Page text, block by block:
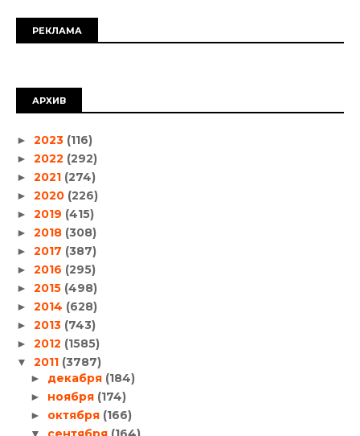
РЕКЛАМА
АРХИВ
► 2023 (116)
► 2022 (292)
► 2021 (274)
► 2020 (226)
► 2019 (415)
► 2018 (308)
► 2017 (387)
► 2016 (295)
► 2015 (498)
► 2014 (628)
► 2013 (743)
► 2012 (1585)
▼ 2011 (3787)
► декабря (184)
► ноября (174)
► октября (166)
▼